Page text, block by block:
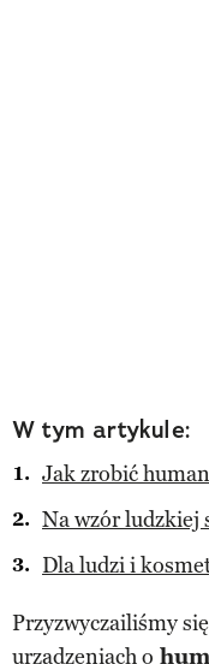
W tym artykule:
Jak zrobić
Na wzór ludzkiej
Dla ludzi i
Przyzwyczailiśmy
urządzeniach o